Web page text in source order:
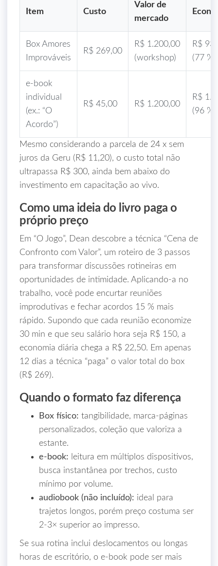
Item Custo
Valor de
mercado
Box Amores
Improváveis
R$ 269,00
R$ 1.200,00
(workshop)
R$
(77 %)
e‑book
individual
(ex.: “O
Acordo”)
R$ 45,00 R$ 1.200,00
R$
(96 %)
Mesmo considerando a parcela de 24 x sem
juros da Geru (R$ 11,20), o custo total não
ultrapassa R$ 300, ainda bem abaixo do
investimento em capacitação ao vivo.
Como uma ideia do livro paga o
próprio preço
Em “O Jogo”, Dean descobre a técnica “Cena de
Confronto com Valor”, um roteiro de 3 passos
para transformar discussões rotineiras em
oportunidades de intimidade. Aplicando‑a no
trabalho, você pode encurtar reuniões
improdutivas e fechar acordos 15 % mais
rápido. Supondo que cada reunião economize
30 min e que seu salário hora seja R$ 150, a
economia diária chega a R$ 22,50. Em apenas
12 dias a técnica “paga” o valor total do box
(R$ 269).
Quando o formato faz diferença
Box físico: tangibilidade, marca‑páginas
personalizados, coleção que valoriza a
estante.
e‑book: leitura em múltiplos dispositivos,
busca instantânea por trechos, custo
mínimo por volume.
audiobook (não incluído): ideal para
trajetos longos, porém preço costuma ser
2‑3× superior ao impresso.
Se sua rotina inclui deslocamentos ou longas
horas de escritório, o e‑book pode ser mais